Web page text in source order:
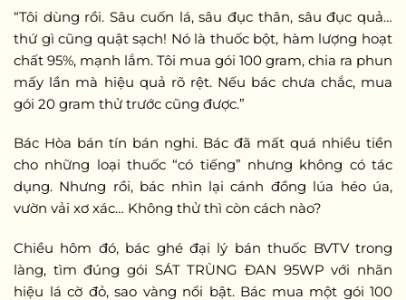
“Tôi dùng rồi. Sâu cuốn lá, sâu đục thân, sâu đục quả…
thứ gì cũng quật sạch! Nó là thuốc bột, hàm lượng hoạt
chất 95%, mạnh lắm. Tôi mua gói 100 gram, chia ra phun
mấy lần mà hiệu quả rõ rệt. Nếu bác chưa chắc, mua
gói 20 gram thử trước cũng được.”
Bác Hòa bán tín bán nghi. Bác đã mất quá nhiều tiền
cho những loại thuốc “có tiếng” nhưng không có tác
dụng. Nhưng rồi, bác nhìn lại cánh đồng lúa héo úa,
vườn vải xơ xác… Không thử thì còn cách nào?
Chiều hôm đó, bác ghé đại lý bán thuốc BVTV trong
làng, tìm đúng gói SÁT TRÙNG ĐAN 95WP với nhãn
hiệu lá cờ đỏ, sao vàng nổi bật. Bác mua một gói 100